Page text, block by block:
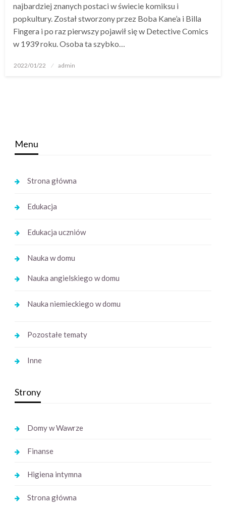
najbardziej znanych postaci w świecie komiksu i
popkultury. Został stworzony przez Boba Kane’a i Billa
Fingera i po raz pierwszy pojawił się w Detective Comics
w 1939 roku. Osoba ta szybko…
Opublikowane
2022/01/22 admin
Menu
Strona główna
Edukacja
Edukacja uczniów
Nauka w domu
Nauka angielskiego w domu
Nauka niemieckiego w domu
Pozostałe tematy
Inne
Strony
Domy w Wawrze
Finanse
Higiena intymna
Strona główna